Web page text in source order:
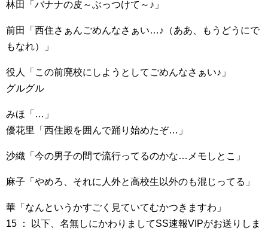
林田「バナナの皮～ぶっつけて～♪」
前田「西住さぁんごめんなさぁい…♪（ああ、もうどうにで
もなれ）」
役人「この前廃校にしようとしてごめんなさぁい♪」
グルグル
みほ「…」
優花里「西住殿を囲んで踊り始めたぞ…」
沙織「今の男子の間で流行ってるのかな…メモしとこ」
麻子「やめろ、それに人外と高校生以外のも混じってる」
華「なんというかすごく見ていてむかつきますわ」
15 ： 以下、名無しにかわりましてSS速報VIPがお送りしま